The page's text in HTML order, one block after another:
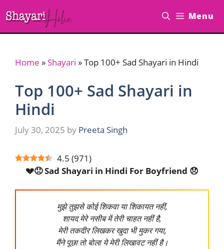
to
content
Menu
Home »Shayari »Top 100+ Sad Shayari in Hindi
Top 100+ Sad Shayari in
Hindi
July 30, 2025 by Preeta Singh
4.5 (971)
💔😞 Sad Shayari in Hindi For Boyfriend 😞
मुझे तुझसे कोई शिकवा या शिकायत नहीं,
शायद मेरे नसीब में तेरी चाहत नहीं है,
मेरी तकदीर लिखकर खुदा भी मुकर गया,
मैंने पूछा तो बोला ये मेरी लिखावट नहीं है।